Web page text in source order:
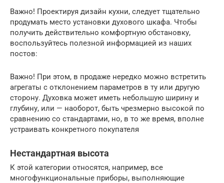
Важно! Проектируя дизайн кухни, следует тщательно
продумать место установки духового шкафа. Чтобы
получить действительно комфортную обстановку,
воспользуйтесь полезной информацией из наших
постов:
Важно! При этом, в продаже нередко можно встретить
агрегаты с отклонением параметров в ту или другую
сторону. Духовка может иметь небольшую ширину и
глубину, или — наоборот, быть чрезмерно высокой по
сравнению со стандартами, но, в то же время, вполне
устраивать конкретного покупателя
Нестандартная высота
К этой категории относятся, например, все
многофункциональные приборы, выполняющие